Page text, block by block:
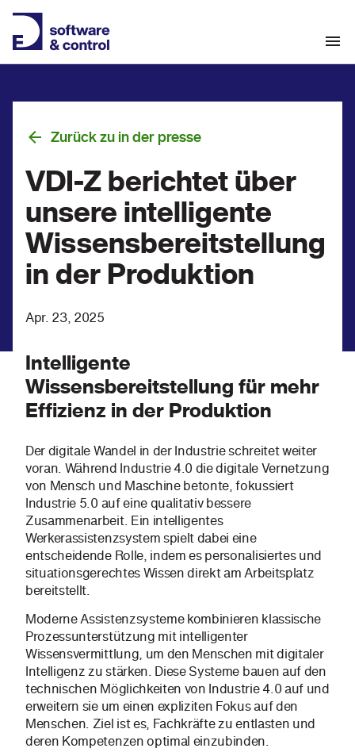
Zurück zu in der presse
VDI-Z berichtet über
unsere intelligente
Wissensbereitstellung
in der Produktion
Apr. 23, 2025
Intelligente
Wissensbereitstellung für mehr
Effizienz in der Produktion
Der digitale Wandel in der Industrie schreitet weiter
voran. Während Industrie 4.0 die digitale Vernetzung
von Mensch und Maschine betonte, fokussiert
Industrie 5.0 auf eine qualitativ bessere
Zusammenarbeit. Ein intelligentes
Werkerassistenzsystem spielt dabei eine
entscheidende Rolle, indem es personalisiertes und
situationsgerechtes Wissen direkt am Arbeitsplatz
bereitstellt.
Moderne Assistenzsysteme kombinieren klassische
Prozessunterstützung mit intelligenter
Wissensvermittlung, um den Menschen mit digitaler
Intelligenz zu stärken. Diese Systeme bauen auf den
technischen Möglichkeiten von Industrie 4.0 auf und
erweitern sie um einen expliziten Fokus auf den
Menschen. Ziel ist es, Fachkräfte zu entlasten und
deren Kompetenzen optimal einzubinden.